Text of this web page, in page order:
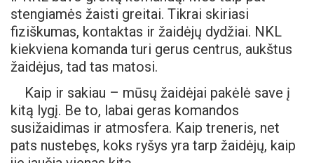
stengiamės žaisti greitai. Tikrai skiriasi
fiziškumas, kontaktas ir žaidėjų dydžiai. NKL
kiekviena komanda turi gerus centrus, aukštus
žaidėjus, tad tas matosi.
Kaip ir sakiau – mūsų žaidėjai pakėlė save į
kitą lygį. Be to, labai geras komandos
susižaidimas ir atmosfera. Kaip treneris, net
pats nustebęs, koks ryšys yra tarp žaidėjų, kaip